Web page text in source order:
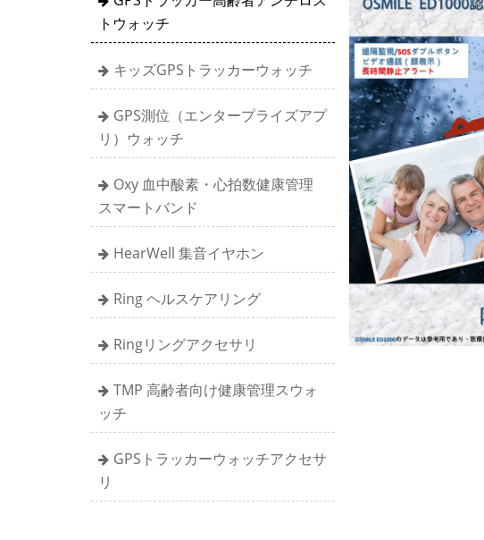
トウォッチ
キッズGPSトラッカーウォッチ
GPS測位（エンタープライズアプ
リ）ウォッチ
Oxy 血中酸素・心拍数健康管理
スマートバンド
HearWell 集音イヤホン
Ring ヘルスケアリング
Ringリングアクセサリ
TMP 高齢者向け健康管理スウォ
ッチ
GPSトラッカーウォッチアクセサ
リ